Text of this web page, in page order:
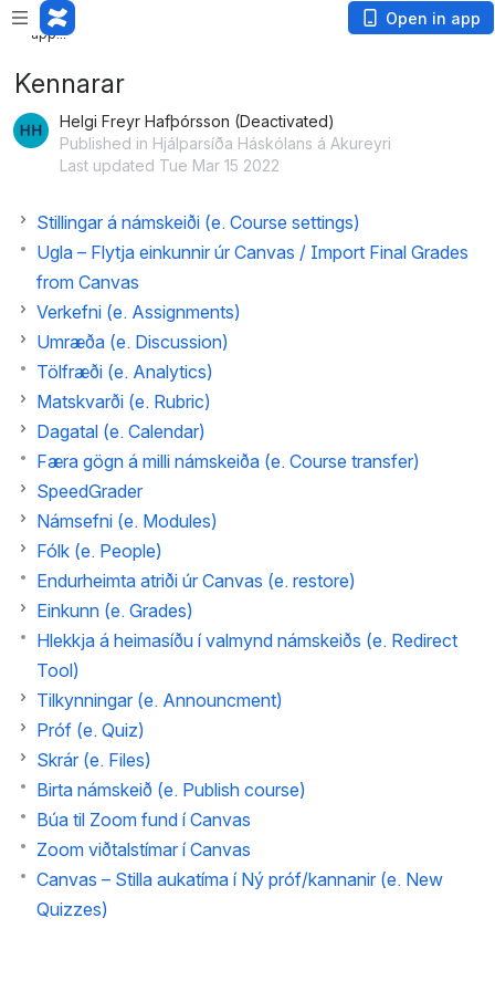
Loading
app...
Open in app
Kennarar
Helgi Freyr Hafþórsson (Deactivated)
Published in Hjálparsíða Háskólans á Akureyri
Last updated Tue Mar 15 2022
Stillingar á námskeiði (e. Course settings)
Ugla – Flytja einkunnir úr Canvas / Import Final Grades
from Canvas
Verkefni (e. Assignments)
Umræða (e. Discussion)
Tölfræði (e. Analytics)
Matskvarði (e. Rubric)
Dagatal (e. Calendar)
Færa gögn á milli námskeiða (e. Course transfer)
SpeedGrader
Námsefni (e. Modules)
Fólk (e. People)
Endurheimta atriði úr Canvas (e. restore)
Einkunn (e. Grades)
Hlekkja á heimasíðu í valmynd námskeiðs (e. Redirect
Tool)
Tilkynningar (e. Announcment)
Próf (e. Quiz)
Skrár (e. Files)
Birta námskeið (e. Publish course)
Búa til Zoom fund í Canvas
Zoom viðtalstímar í Canvas
Canvas – Stilla aukatíma í Ný próf/kannanir (e. New
Quizzes)